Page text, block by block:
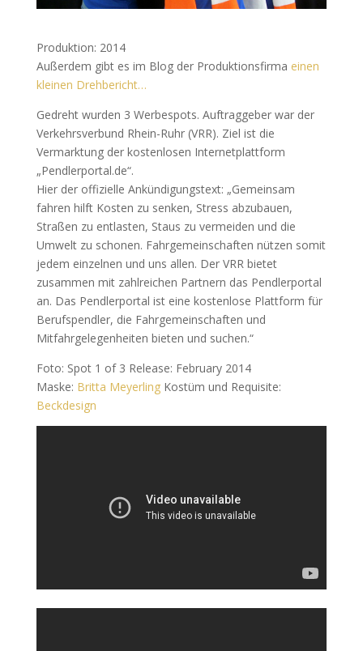
Produktion: 2014
Außerdem gibt es im Blog der Produktionsfirma einen
kleinen Drehbericht…
Gedreht wurden 3 Werbespots. Auftraggeber war der
Verkehrsverbund Rhein-Ruhr (VRR). Ziel ist die
Vermarktung der kostenlosen Internetplattform
„Pendlerportal.de“.
Hier der offizielle Ankündigungstext: „Gemeinsam
fahren hilft Kosten zu senken, Stress abzubauen,
Straßen zu entlasten, Staus zu vermeiden und die
Umwelt zu schonen. Fahrgemeinschaften nützen somit
jedem einzelnen und uns allen. Der VRR bietet
zusammen mit zahlreichen Partnern das Pendlerportal
an. Das Pendlerportal ist eine kostenlose Plattform für
Berufspendler, die Fahrgemeinschaften und
Mitfahrgelegenheiten bieten und suchen.“
Foto: Spot 1 of 3 Release: February 2014
Maske: Britta MeyerlingKostüm und Requisite:
Beckdesign